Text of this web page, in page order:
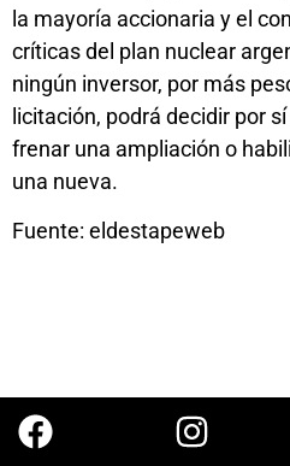
la mayoría accionaria y el
críticas del plan nuclear
ningún inversor, por más
licitación, podrá decidir por
frenar una ampliación o
una nueva.
Fuente: eldestapeweb